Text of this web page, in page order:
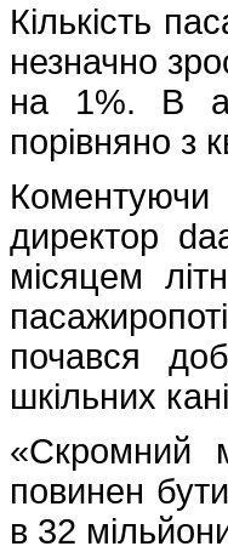
Кількість
незначно
на 1%. В
порівняно з
директор
місяцем
почався
шкільних
«Скромний
повинен
в 32